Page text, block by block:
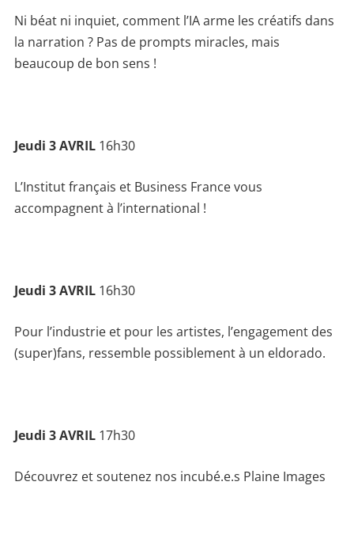
Ni béat ni inquiet, comment l’IA arme les créatifs dans
la narration ? Pas de prompts miracles, mais
beaucoup de bon sens !
Jeudi 3 AVRIL 16h30
L’Institut français et Business France vous
accompagnent à l’international !
Jeudi 3 AVRIL 16h30
Pour l’industrie et pour les artistes, l’engagement des
(super)fans, ressemble possiblement à un eldorado.
Jeudi 3 AVRIL 17h30
Découvrez et soutenez nos incubé.e.s Plaine Images